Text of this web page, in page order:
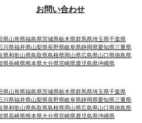
お問い合わせ
県山形県福島県茨城県栃木県群馬県埼玉県千葉県
川県福井県山梨県長野県岐阜県静岡県愛知県三重県
県和歌山県鳥取県島根県岡山県広島県山口県徳島県
県長崎県熊本県大分県宮崎県鹿児島県沖縄県
県山形県福島県茨城県栃木県群馬県埼玉県千葉県
川県福井県山梨県長野県岐阜県静岡県愛知県三重県
県和歌山県鳥取県島根県岡山県広島県山口県徳島県
県長崎県熊本県大分県宮崎県鹿児島県沖縄県